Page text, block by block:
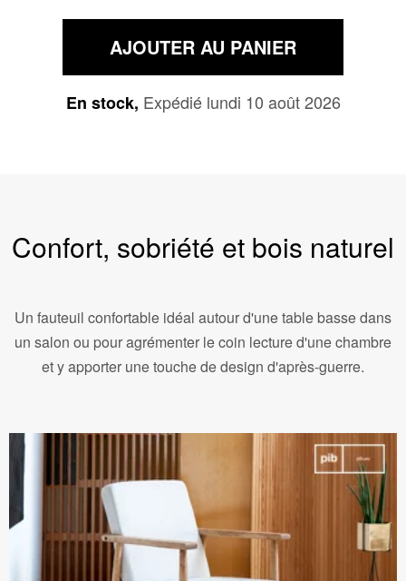
AJOUTER AU PANIER
En stock, Expédié lundi 10 août 2026
Confort, sobriété et bois naturel
Un fauteuil confortable idéal autour d'une table basse dans
un salon ou pour agrémenter le coin lecture d'une chambre
et y apporter une touche de design d'après-guerre.